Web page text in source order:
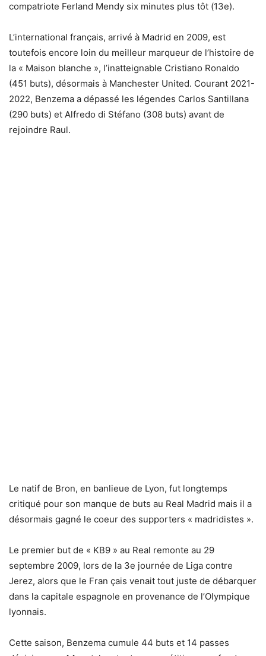
compatriote Ferland Mendy six minutes plus tôt (13e).
L’international français, arrivé à Madrid en 2009, est
toutefois encore loin du meilleur marqueur de l’histoire de
la « Maison blanche », l’inatteignable Cristiano Ronaldo
(451 buts), désormais à Manchester United. Courant 2021-
2022, Benzema a dépassé les légendes Carlos Santillana
(290 buts) et Alfredo di Stéfano (308 buts) avant de
rejoindre Raul.
Le natif de Bron, en banlieue de Lyon, fut longtemps
critiqué pour son manque de buts au Real Madrid mais il a
désormais gagné le coeur des supporters « madridistes ».
Le premier but de « KB9 » au Real remonte au 29
septembre 2009, lors de la 3e journée de Liga contre
Jerez, alors que le Fran çais venait tout juste de débarquer
dans la capitale espagnole en provenance de l’Olympique
lyonnais.
Cette saison, Benzema cumule 44 buts et 14 passes